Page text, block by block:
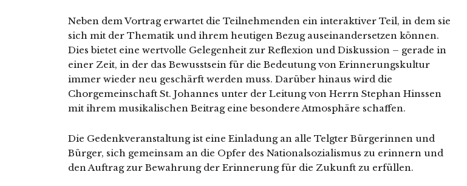
Neben dem Vortrag erwar­tet die Teilnehmenden ein inter­ak­ti­ver Teil, in dem sie
sich mit der Thematik und ihrem heu­ti­gen Bezug aus­ein­an­der­set­zen kön­nen.
Dies bie­tet eine wert­vol­le Gelegenheit zur Reflexion und Diskussion – gera­de in
einer Zeit, in der das Bewusstsein für die Bedeutung von Erinnerungskultur
immer wie­der neu geschärft wer­den muss. Darüber hin­aus wird die
Chorgemeinschaft St. Johannes unter der Leitung von Herrn Stephan Hinssen
mit ihrem musi­ka­li­schen Beitrag eine beson­de­re Atmosphäre schaffen.
Die Gedenkveranstaltung ist eine Einladung an alle Telgter Bürgerinnen und
Bürger, sich gemein­sam an die Opfer des Nationalsozialismus zu erin­nern und
den Auftrag zur Bewahrung der Erinnerung für die Zukunft zu erfüllen.